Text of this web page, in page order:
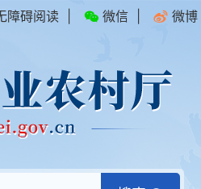
障碍阅读 微信 微博